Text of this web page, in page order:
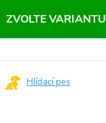
ZVOLTE VARIANTU
Hlídací pes